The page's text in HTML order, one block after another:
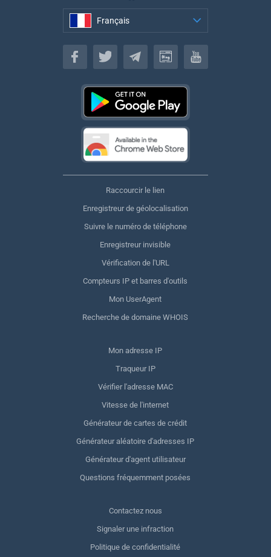
Français
Français
Raccourcir le lien
Enregistreur de géolocalisation
Suivre le numéro de téléphone
Enregistreur invisible
Vérification de l'URL
Compteurs IP et barres d'outils
Mon UserAgent
Recherche de domaine WHOIS
Mon adresse IP
Traqueur IP
Vérifier l'adresse MAC
Vitesse de l'internet
Générateur de cartes de crédit
Générateur aléatoire d'adresses IP
Générateur d'agent utilisateur
Questions fréquemment posées
Contactez nous
Signaler une infraction
Politique de confidentialité